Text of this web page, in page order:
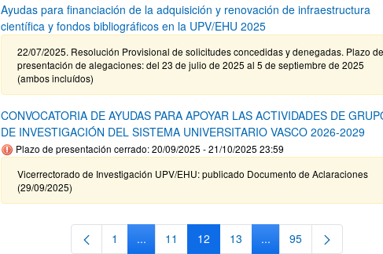
Ayudas para financiación de la adquisición y renovación de infraestructura
científica y fondos bibliográficos en la UPV/EHU 2025
22/07/2025. Resolución Provisional de solicitudes concedidas y denegadas. Plazo de
presentación de alegaciones: del 23 de julio de 2025 al 5 de septiembre de 2025
(ambos incluídos)
CONVOCATORIA DE AYUDAS PARA APOYAR LAS ACTIVIDADES DE
DE INVESTIGACIÓN DEL SISTEMA UNIVERSITARIO VASCO 2026-2029
Plazo de presentación cerrado: 20/09/2025 - 21/10/2025 23:59
Vicerrectorado de Investigación UPV/EHU: publicado Documento de Aclaraciones
(29/09/2025)
Página
1 ...Páginas intermedias Use TAB para desplazarse.
Página
11 Página
12 Página
13 ...Páginas intermedias
Página
95